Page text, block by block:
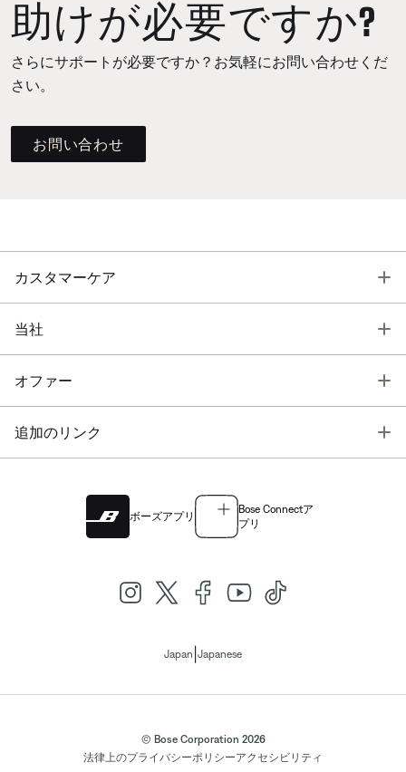
助けが必要ですか?
さらにサポートが必要ですか？お気軽にお問い合わせくだ
さい。
お問い合わせ
カスタマーケア
当社
オファー
追加のリンク
ボーズアプリ
Bose Connectア
プリ
Japan Japanese
© Bose Corporation 2026
法律上のプライバシーポリシーアクセシビリティ